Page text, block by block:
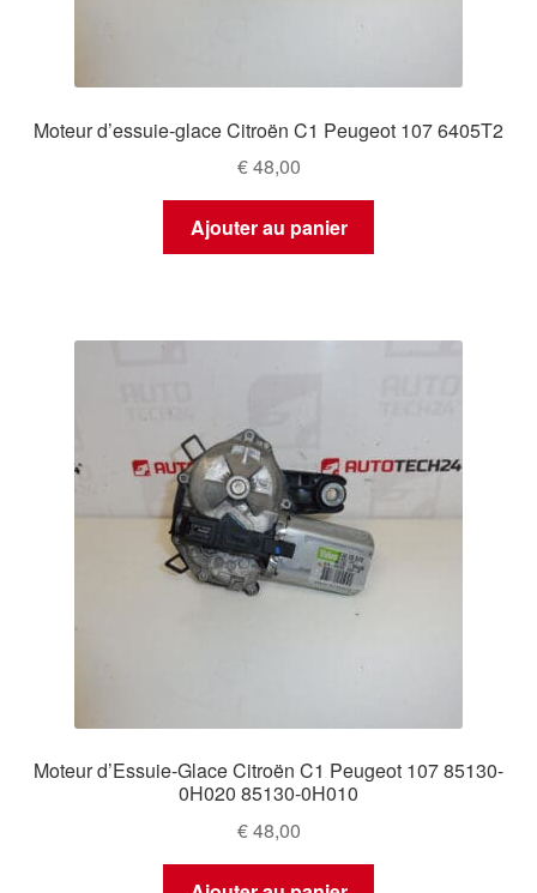
Moteur d’essuie-glace Citroën C1 Peugeot 107 6405T2
€48,00
Ajouter au panier
Moteur d’Essuie-Glace Citroën C1 Peugeot 107 85130-
0H020 85130-0H010
€48,00